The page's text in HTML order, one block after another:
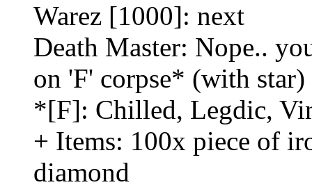
Warez [1000]: next
Death Master: Nope..
on 'F' corpse* (with
*[F]: Chilled, Legdic,
+ Items: 100x piece of
diamond